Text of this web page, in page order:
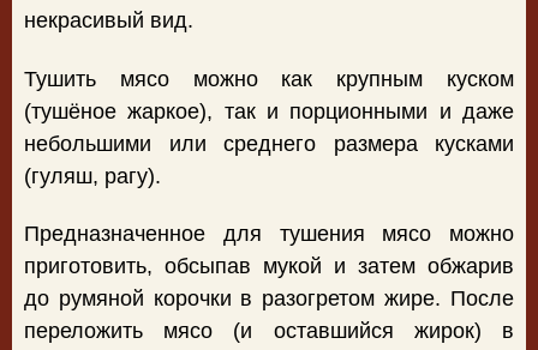
некрасивый вид.
Тушить мясо можно как крупным куском
(тушёное жаркое), так и порционными и даже
небольшими или среднего размера кусками
(гуляш, рагу).
Предназначенное для тушения мясо можно
приготовить, обсыпав мукой и затем обжарив
до румяной корочки в разогретом жире. После
переложить мясо (и оставшийся жирок) в